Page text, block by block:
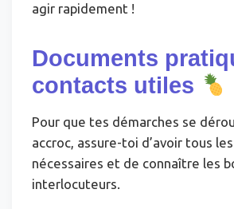
agir rapidement !
Documents
contacts utiles
Pour que tes démarches se
accroc, assure-toi d’avoir tous
nécessaires et de connaître les
interlocuteurs.